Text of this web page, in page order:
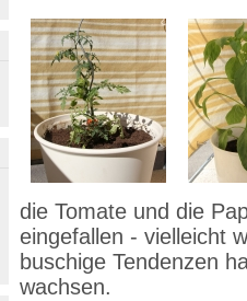
die Tomate und die
eingefallen - vielleicht
buschige Tendenzen
wachsen.